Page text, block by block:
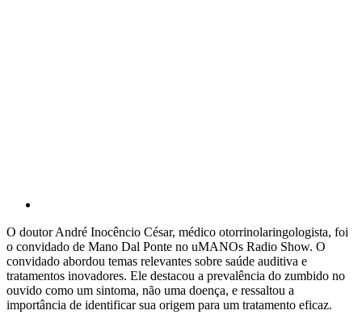
O doutor André Inocêncio César, médico otorrinolaringologista, foi
o convidado de Mano Dal Ponte no uMANOs Radio Show. O
convidado abordou temas relevantes sobre saúde auditiva e
tratamentos inovadores. Ele destacou a prevalência do zumbido no
ouvido como um sintoma, não uma doença, e ressaltou a
importância de identificar sua origem para um tratamento eficaz.